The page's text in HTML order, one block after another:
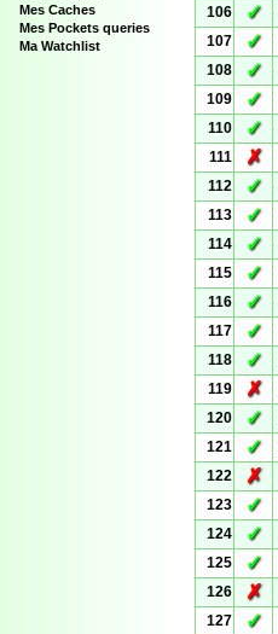
Mes Caches
Mes Pockets queries
Ma Watchlist
106
✓
107
✓
108
✓
109
✓
110
✓
111
✗
112
✓
113
✓
114
✓
115
✓
116
✓
117
✓
118
✓
119
✗
120
✓
121
✓
122
✗
123
✓
124
✓
125
✓
126
✗
127
✓